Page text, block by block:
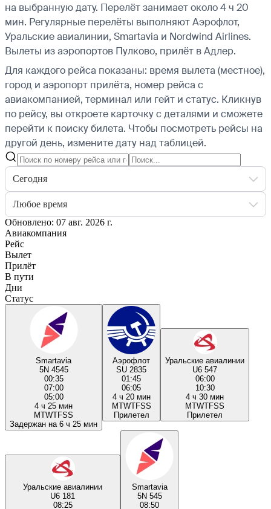
на выбранную дату. Перелёт занимает около 4 ч 20
мин. Регулярные перелёты выполняют Аэрофлот,
Уральские авиалинии, Smartavia и Nordwind Airlines.
Вылеты из аэропортов Пулково, прилёт в Адлер.
Для каждого рейса показаны: время вылета (местное),
город и аэропорт прилёта, номер рейса с
авиакомпанией, терминал или гейт и статус. Кликнув
по рейсу, вы откроете карточку с деталями и сможете
перейти к поиску билета. Чтобы посмотреть рейсы на
другой день, измените дату над таблицей.
Сегодня
Любое время
Обновлено: 07 авг. 2026 г.
Авиакомпания
Рейс
Вылет
Прилёт
В пути
Дни
Статус
Smartavia
5N 4545
00:35
07:00
05:00
4 ч 25 мин
MTWTFSS
Задержан на 6 ч 25 мин
Аэрофлот
SU 2835
01:45
06:05
4 ч 20 мин
MTWTFSS
Прилетел
Уральские авиалинии
U6 547
06:00
10:30
4 ч 30 мин
MTWTFSS
Прилетел
Уральские авиалинии
U6 181
08:25
Smartavia
5N 545
08:50